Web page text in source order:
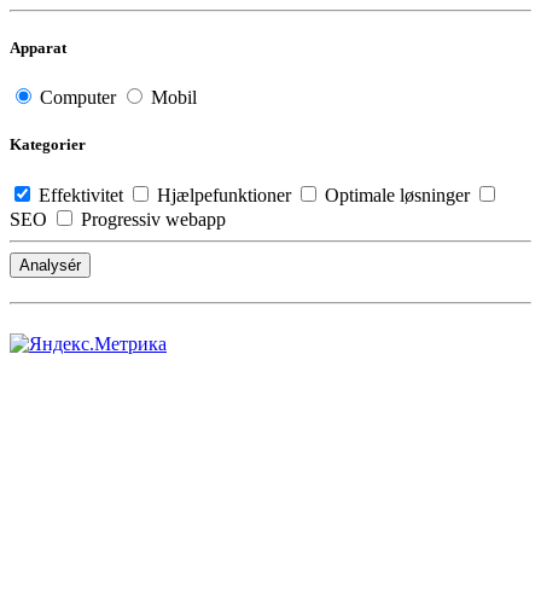
Apparat
Computer Mobil
Kategorier
Effektivitet Hjælpefunktioner
Optimale løsninger
SEO
Progressiv webapp
Analysér